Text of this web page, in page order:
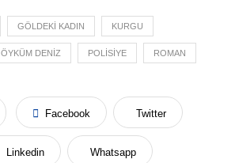
GÖLDEKI KADIN KURGU
ÖYKÜM DENIZ POLISIYE ROMAN
Facebook Twitter
Linkedin Whatsapp